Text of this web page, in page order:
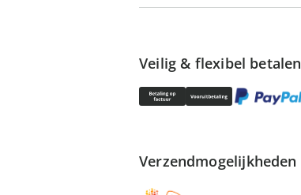
Veilig & flexibel betalen
Verzendmogelijkheden